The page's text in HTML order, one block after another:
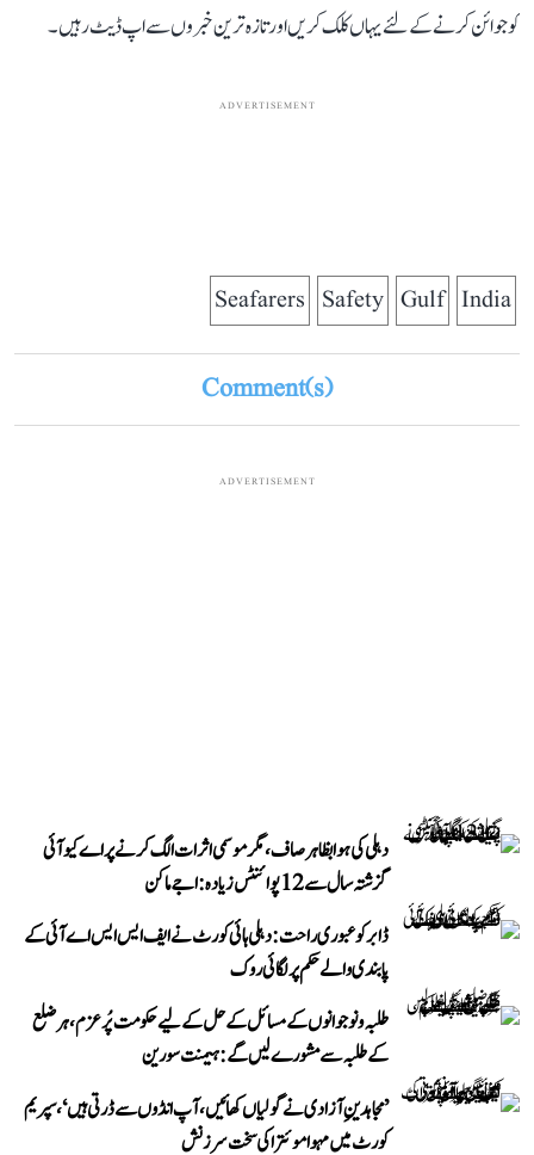
کو جوائن کرنے کے لئے یہاں کلک کریں اور تازہ ترین خبروں سے اپ ڈیٹ رہیں۔
ADVERTISEMENT
India
Gulf
Safety
Seafarers
Comment(s)
ADVERTISEMENT
دہلی کی ہوا بظاہر صاف، مگر موسمی اثرات الگ کرنے پر اے کیو آئی
گزشتہ سال سے 12 پوائنٹس زیادہ: اجے ماکن
ڈابر کو عبوری راحت: دہلی ہائی کورٹ نے ایف ایس ایس اے آئی کے
پابندی والے حکم پر لگائی روک
طلبہ و نوجوانوں کے مسائل کے حل کے لیے حکومت پُرعزم، ہر ضلع
کے طلبہ سے مشورے لیں گے: ہیمنت سورین
’مجاہدینِ آزادی نے گولیاں کھائیں، آپ انڈوں سے ڈرتی ہیں‘، سپریم
کورٹ میں مہوا موئترا کی سخت سرزنش